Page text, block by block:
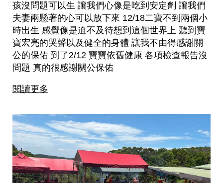
孩沒問題可以生 讓我們心像是吃到安定劑 讓我們
夫妻兩懸著的心可以放下來 12/18二寶不到兩個小
時出生 感覺像是迫不及待想到這個世界上 聽到寶
寶宏亮的哭聲以及健全的身體 讓我不由得感謝關
公的保佑 到了2/12 寶寶依舊健康 各項檢查報告沒
問題 真的很感謝關公保佑
閱讀更多